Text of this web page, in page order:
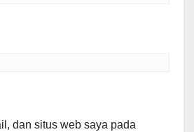
dan situs web saya pada